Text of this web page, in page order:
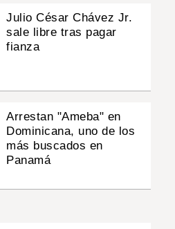
Julio César Chávez Jr.
sale libre tras pagar
fianza
Arrestan "Ameba" en
Dominicana, uno de los
más buscados en
Panamá